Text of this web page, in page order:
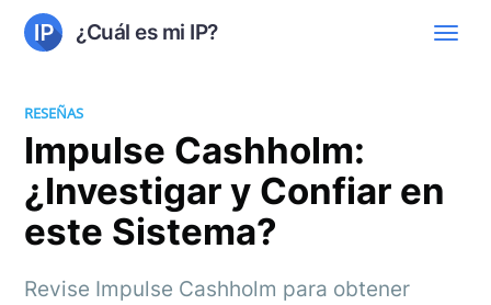
¿Cuál es mi IP?
RESEÑAS
Impulse Cashholm:
¿Investigar y Confiar en
este Sistema?
Revise Impulse Cashholm para obtener